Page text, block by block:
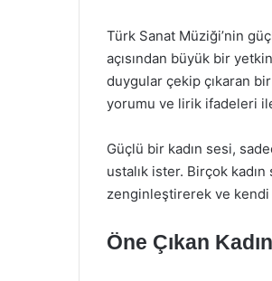
Türk Sanat Müziği’nin
açısından büyük bir
duygular çekip çıkaran
yorumu ve lirik ifadeleri
Güçlü bir kadın sesi,
ustalık ister. Birçok
zenginleştirerek ve kendi
Öne Çıkan